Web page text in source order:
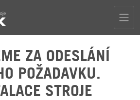
ZA ODESLÁNÍ
POŽADAVKU.
STROJE